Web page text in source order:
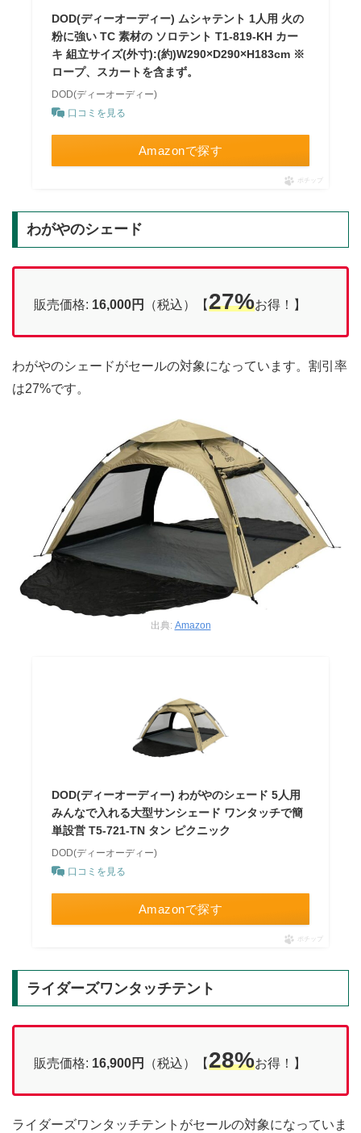
DOD(ディーオーディー) ムシャテント 1人用 火の
粉に強い TC 素材の ソロテント T1-819-KH カー
キ 組立サイズ(外寸):(約)W290×D290×H183cm ※
ロープ、スカートを含まず。
DOD(ディーオーディー)
口コミを見る
Amazonで探す
ポチップ
わがやのシェード
販売価格: 16,000円 （税込）【27%お得！】
わがやのシェードがセールの対象になっています。割引率
は27%です。
出典: Amazon
DOD(ディーオーディー) わがやのシェード 5人用
みんなで入れる大型サンシェード ワンタッチで簡
単設営 T5-721-TN タン ピクニック
DOD(ディーオーディー)
口コミを見る
Amazonで探す
ポチップ
ライダーズワンタッチテント
販売価格: 16,900円 （税込）【28%お得！】
ライダーズワンタッチテントがセールの対象になっていま